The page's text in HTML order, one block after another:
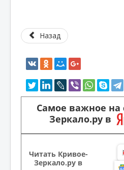
Назад
Самое важное на
Зеркало.ру в
Читать Кривое-
Зеркало.ру в